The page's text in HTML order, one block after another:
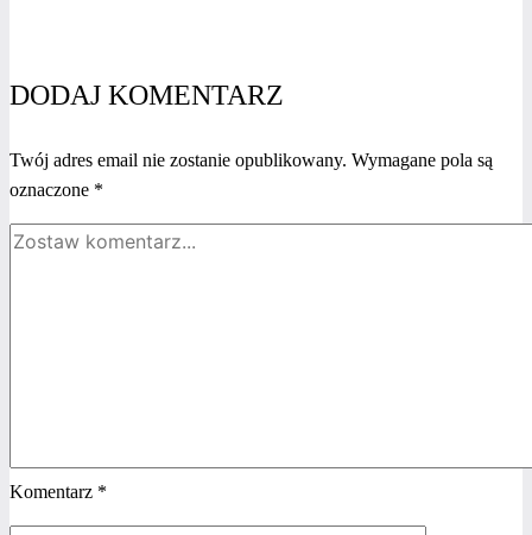
z kobietą
DODAJ KOMENTARZ
Twój adres email nie zostanie opublikowany. Wymagane pola są
oznaczone *
Komentarz *